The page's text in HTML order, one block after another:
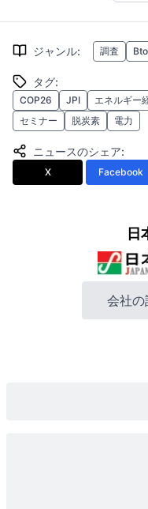
ジャンル: 調査
タグ:
COP26 JPI エネルギー
セミナー
脱炭素 電力
ニュースのシェア:
X Facebook
日
会社の